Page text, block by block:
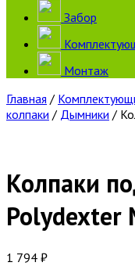
Забор
Монтаж
Главная /
колпаки / Дымники /
Колпаки
Polydexter
1 794 ₽